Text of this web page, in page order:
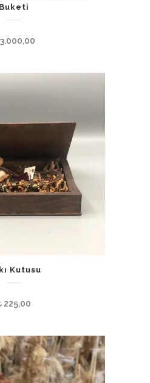
Buketi
Kutusu
225,00